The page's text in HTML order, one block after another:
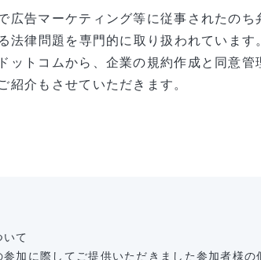
広告マーケティング等に従事されたのち
法律問題を専門的に取り扱われています。
ットコムから、企業の規約作成と同意
紹介もさせていただきます。
いて
加に際してご提供いただきました参加者様